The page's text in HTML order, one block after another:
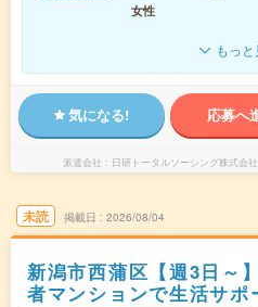
女性
もっ
気になる! 応募へ
派遣会社 日研トータルソーシング株式
未読 掲載日 2026/08/04
新潟市西蒲区【週3日～
者マンションで生活サポ